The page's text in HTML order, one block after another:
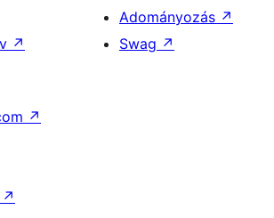
↗
Adományozás ↗
Swag ↗
↗
↗